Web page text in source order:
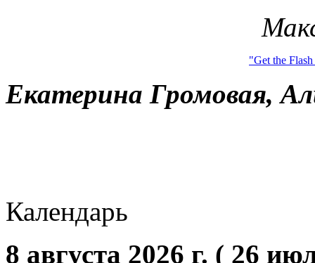
"Get the
Екатерина Громовая,
Календарь
8 августа 2026 г. ( 26